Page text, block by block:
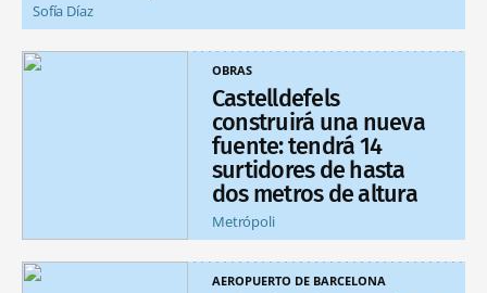
Sofía Díaz
OBRAS
Castelldefels
construirá una nueva
fuente: tendrá 14
surtidores de hasta
dos metros de altura
Metrópoli
AEROPUERTO DE BARCELONA